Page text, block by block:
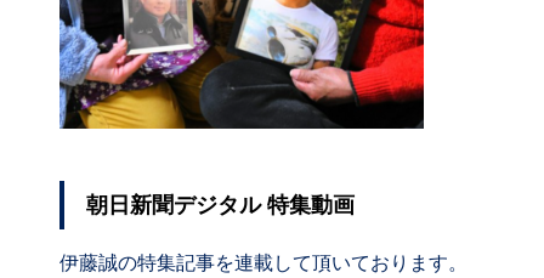
朝日新聞デジタル 特集動画
伊藤誠の特集記事を連載して頂いております。